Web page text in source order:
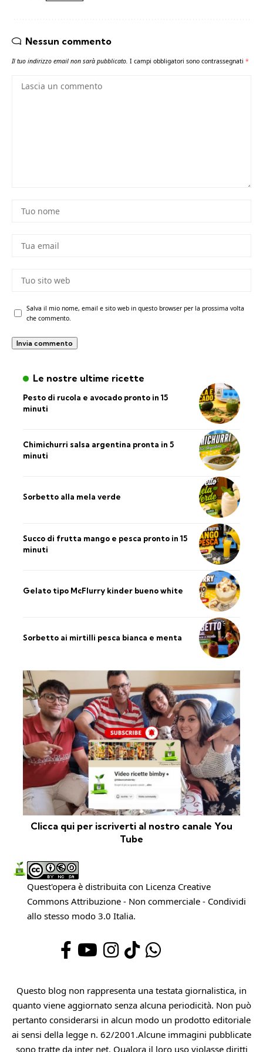
Nessun commento
Il tuo indirizzo email non sarà pubblicato. I campi obbligatori sono contrassegnati *
Salva il mio nome, email e sito web in questo browser per la prossima volta
che commento.
Le nostre ultime ricette
Pesto di rucola e avocado pronto in 15
minuti
Chimichurri salsa argentina pronta in 5
minuti
Sorbetto alla mela verde
Succo di frutta mango e pesca pronto in 15
minuti
Gelato tipo McFlurry kinder bueno white
Sorbetto ai mirtilli pesca bianca e menta
Clicca qui per iscriverti al nostro canale You
Tube
Quest'opera è distribuita con Licenza Creative
Commons Attribuzione - Non commerciale - Condividi
allo stesso modo 3.0 Italia.
Questo blog non rappresenta una testata giornalistica, in
quanto viene aggiornato senza alcuna periodicità. Non può
pertanto considerarsi in alcun modo un prodotto editoriale
ai sensi della legge n. 62/2001.Alcune immagini pubblicate
sono tratte da inter net. Qualora il loro uso violasse diritti